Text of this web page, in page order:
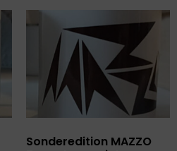
Sonderedition MAZZO